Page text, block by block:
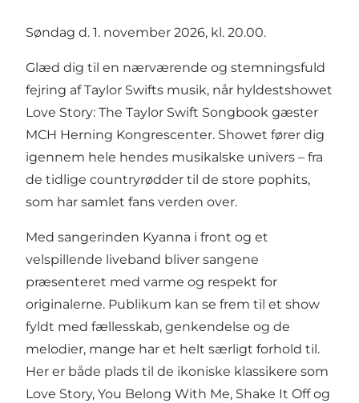
Søndag d. 1. november 2026, kl. 20.00.
Glæd dig til en nærværende og stemningsfuld
fejring af Taylor Swifts musik, når hyldestshowet
Love Story: The Taylor Swift Songbook gæster
MCH Herning Kongrescenter. Showet fører dig
igennem hele hendes musikalske univers – fra
de tidlige countryrødder til de store pophits,
som har samlet fans verden over.
Med sangerinden Kyanna i front og et
velspillende liveband bliver sangene
præsenteret med varme og respekt for
originalerne. Publikum kan se frem til et show
fyldt med fællesskab, genkendelse og de
melodier, mange har et helt særligt forhold til.
Her er både plads til de ikoniske klassikere som
Love Story, You Belong With Me, Shake It Off og